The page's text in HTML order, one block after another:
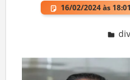
16/02/2024 às 18:01